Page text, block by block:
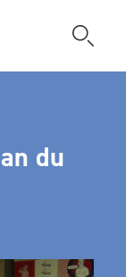
du